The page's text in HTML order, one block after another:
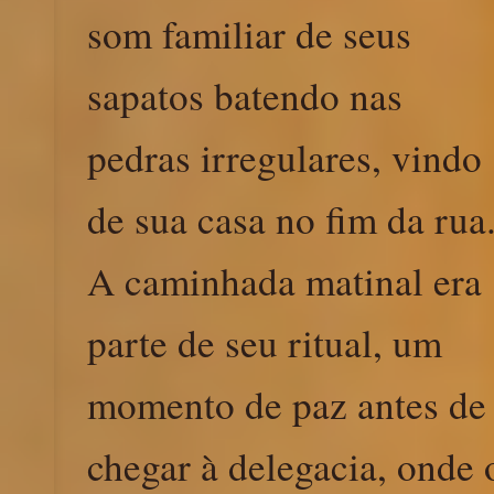
som familiar de seus
sapatos batendo nas
pedras irregulares, vindo
de sua casa no fim da
A caminhada matinal era
parte de seu ritual, um
momento de paz antes de
chegar à delegacia, onde